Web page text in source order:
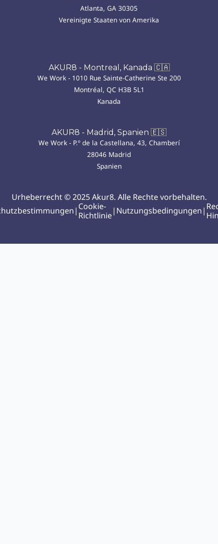
Atlanta, GA 30305
Vereinigte Staaten von Amerika
AKUR8 - Montreal, Kanada 🇨🇦
We Work - 1010 Rue Sainte-Catherine Ste 200
Montréal, QC H3B 5L1
Kanada
AKUR8 - Madrid, Spanien 🇪🇸
We Work - P.º de la Castellana, 43, Chamberí
28046 Madrid
Spanien
Urheberrecht © 2025 Akur8. Alle Rechte vorbehalten.
| Cookie-
Richtlinie| Nutzungsbedingungen|